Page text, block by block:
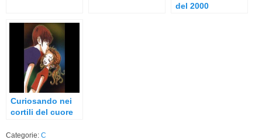
del 2000
Curiosando nei
cortili del cuore
Categorie: C